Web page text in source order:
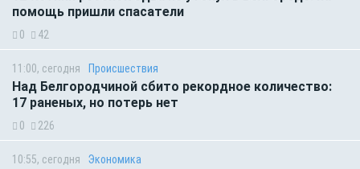
помощь пришли спасатели
0 42
11:00, сегодня Происшествия
Над Белгородчиной сбито рекордное количество:
17 раненых, но потерь нет
0 226
10:55, сегодня Экономика